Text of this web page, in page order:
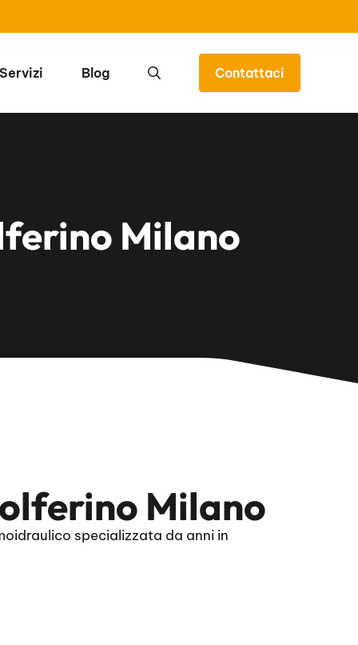
Servizi Blog Contattaci
Milano
Milano
specializzata da anni in